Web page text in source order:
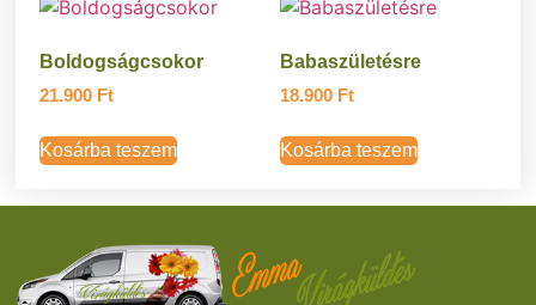
Boldogságcsokor
21.900 Ft
Kosárba teszem
Babaszületésre
18.900 Ft
Kosárba teszem